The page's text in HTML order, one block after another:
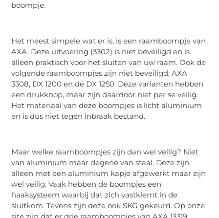
boompje.
Het meest simpele wat er is, is een raamboompje van
AXA. Deze uitvoering (3302) is niet beveiligd en is
alleen praktisch voor het sluiten van uw raam. Ook de
volgende raamboompjes zijn niet beveiligd; AXA
3308, DX 1200 en de DX 1250. Deze varianten hebben
een drukknop, maar zijn daardoor niet per se veilig.
Het materiaal van deze boompjes is licht aluminium
en is dus niet tegen inbraak bestand.
Maar welke raamboompjes zijn dan wel veilig? Niet
van aluminium maar degene van staal. Deze zijn
alleen met een aluminium kapje afgewerkt maar zijn
wel veilig. Vaak hebben de boompjes een
haaksysteem waarbij dat zich vastklemt in de
sluitkom. Tevens zijn deze ook SKG gekeurd. Op onze
site zijn dat er drie raamboompjes van AXA (3319,